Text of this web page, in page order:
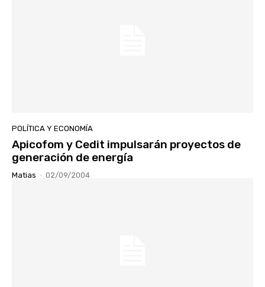
POLÍTICA Y ECONOMÍA
Apicofom y Cedit impulsarán proyectos de
generación de energía
Matias - 02/09/2004